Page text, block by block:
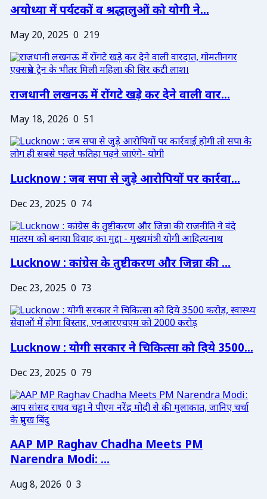
अयोध्या में पर्यटकों व श्रद्धालुओं को योगी ने...
May 20, 2025 0 219
राजधानी लखनऊ में रोंगटे खड़े कर देने वाली वार...
May 18, 2026 0 51
Lucknow : जब सपा से जुड़े आरोपियों पर कार्रवा...
Dec 23, 2025 0 74
Lucknow : कांग्रेस के तुष्टीकरण और जिन्ना की ...
Dec 23, 2025 0 73
Lucknow : योगी सरकार ने चिकित्सा को दिये 3500...
Dec 23, 2025 0 79
AAP MP Raghav Chadha Meets PM
Narendra Modi: ...
Aug 8, 2026 0 3